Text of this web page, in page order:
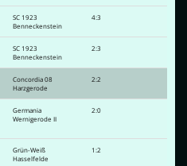
SC 1923
Benneckenstein
4:3
SC 1923
Benneckenstein
2:3
Concordia 08
Harzgerode
2:2
Germania
Wernigerode II
2:0
Grün-Weiß
Hasselfelde
1:2